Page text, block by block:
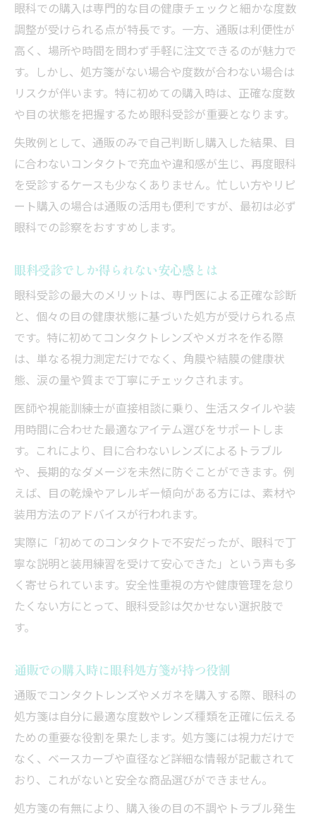
眼科での購入は専門的な目の健康チェックと細かな度数
調整が受けられる点が特長です。一方、通販は利便性が
高く、場所や時間を問わず手軽に注文できるのが魅力で
す。しかし、処方箋がない場合や度数が合わない場合は
リスクが伴います。特に初めての購入時は、正確な度数
や目の状態を把握するため眼科受診が重要となります。
失敗例として、通販のみで自己判断し購入した結果、目
に合わないコンタクトで充血や違和感が生じ、再度眼科
を受診するケースも少なくありません。忙しい方やリピ
ート購入の場合は通販の活用も便利ですが、最初は必ず
眼科での診察をおすすめします。
眼科受診でしか得られない安心感とは
眼科受診の最大のメリットは、専門医による正確な診断
と、個々の目の健康状態に基づいた処方が受けられる点
です。特に初めてコンタクトレンズやメガネを作る際
は、単なる視力測定だけでなく、角膜や結膜の健康状
態、涙の量や質まで丁寧にチェックされます。
医師や視能訓練士が直接相談に乗り、生活スタイルや装
用時間に合わせた最適なアイテム選びをサポートしま
す。これにより、目に合わないレンズによるトラブル
や、長期的なダメージを未然に防ぐことができます。例
えば、目の乾燥やアレルギー傾向がある方には、素材や
装用方法のアドバイスが行われます。
実際に「初めてのコンタクトで不安だったが、眼科で丁
寧な説明と装用練習を受けて安心できた」という声も多
く寄せられています。安全性重視の方や健康管理を怠り
たくない方にとって、眼科受診は欠かせない選択肢で
す。
通販での購入時に眼科処方箋が持つ役割
通販でコンタクトレンズやメガネを購入する際、眼科の
処方箋は自分に最適な度数やレンズ種類を正確に伝える
ための重要な役割を果たします。処方箋には視力だけで
なく、ベースカーブや直径など詳細な情報が記載されて
おり、これがないと安全な商品選びができません。
処方箋の有無により、購入後の目の不調やトラブル発生